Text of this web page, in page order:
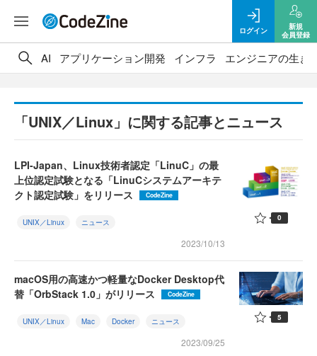
ログイン
新規
会員登録
AI アプリケーション開発 インフラ エンジニアの生き
「UNIX／Linux」に関する記事とニュース
LPI-Japan、Linux技術者認定「LinuC」の最
上位認定試験となる「LinuCシステムアーキテ
クト認定試験」をリリース
CodeZine
UNIX／Linux ニュース
2023/10/13
0
macOS用の高速かつ軽量なDocker Desktop代
替「OrbStack 1.0」がリリース
CodeZine
UNIX／Linux Mac Docker ニュース
2023/09/25
5